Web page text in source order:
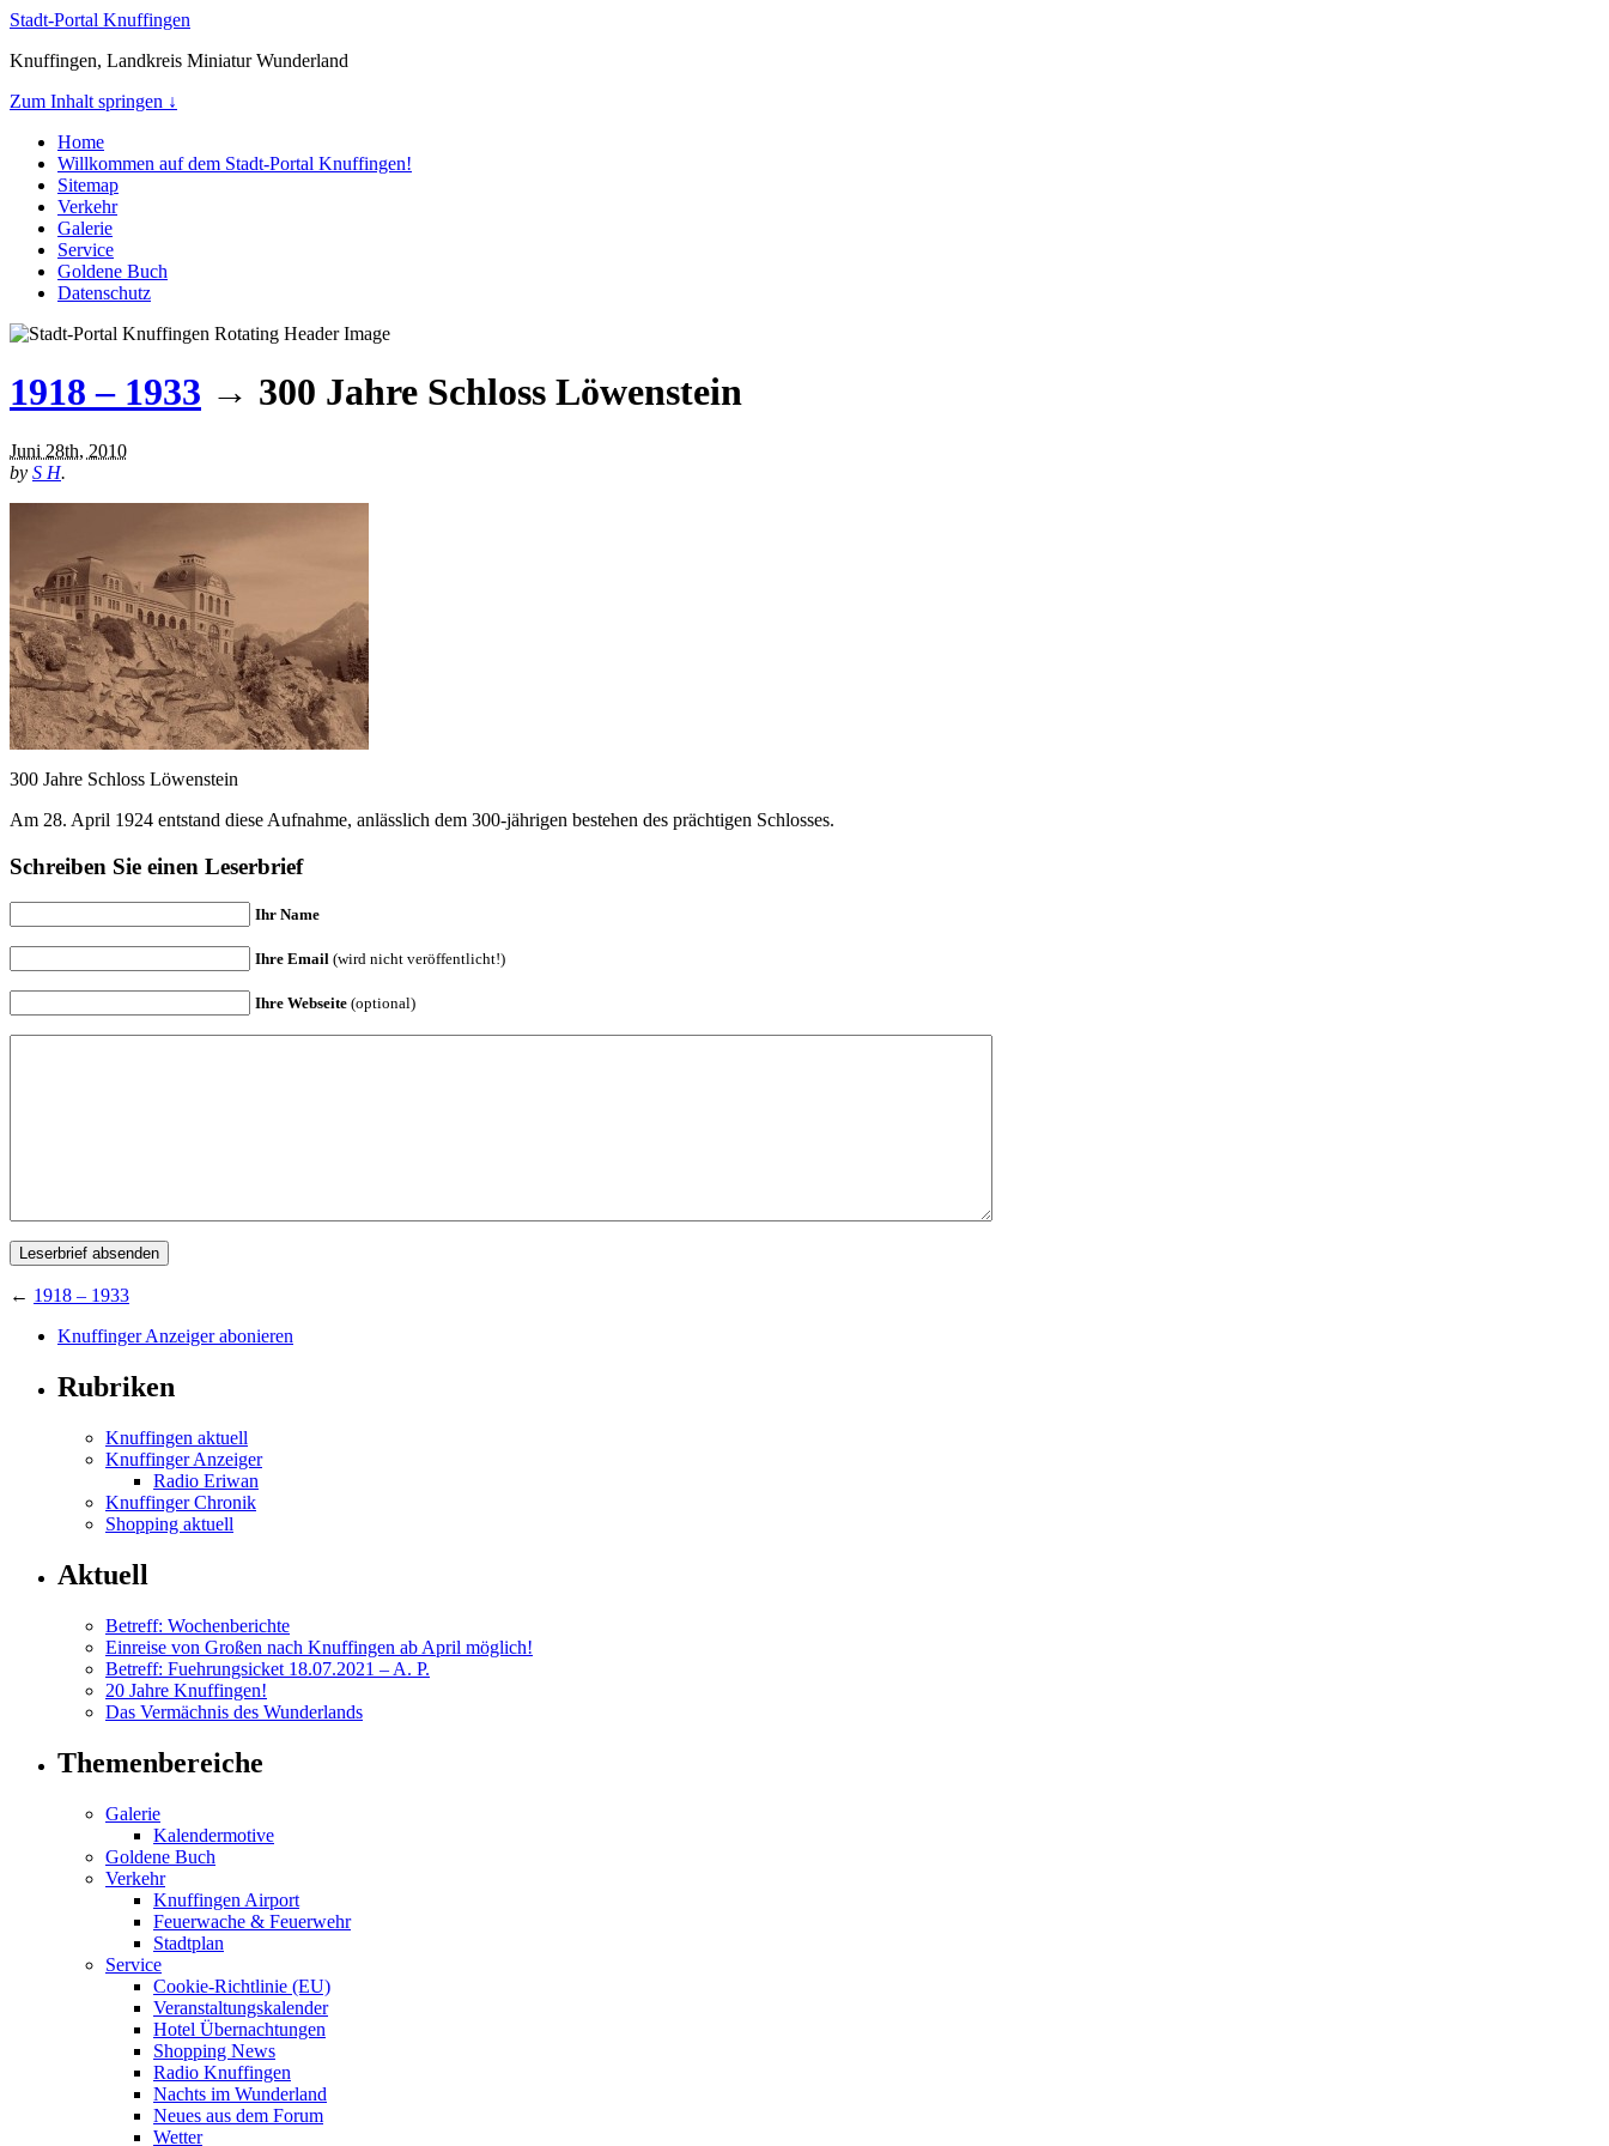
Stadt-Portal Knuffingen
Knuffingen, Landkreis Miniatur Wunderland
Zum Inhalt springen ↓
Home
Willkommen auf dem Stadt-Portal Knuffingen!
Sitemap
Verkehr
Galerie
Service
Goldene Buch
Datenschutz
1918 – 1933 → 300 Jahre Schloss Löwenstein
Juni 28th, 2010
by S H.
300 Jahre Schloss Löwenstein
Am 28. April 1924 entstand diese Aufnahme, anlässlich dem 300-jährigen bestehen des prächtigen Schlosses.
Schreiben Sie einen Leserbrief
Ihr Name
Ihre Email (wird nicht veröffentlicht!)
Ihre Webseite (optional)
← 1918 – 1933
Knuffinger Anzeiger abonieren
Rubriken
Knuffingen aktuell
Knuffinger Anzeiger
Radio Eriwan
Knuffinger Chronik
Shopping aktuell
Aktuell
Betreff: Wochenberichte
Einreise von Großen nach Knuffingen ab April möglich!
Betreff: Fuehrungsicket 18.07.2021 – A. P.
20 Jahre Knuffingen!
Das Vermächnis des Wunderlands
Themenbereiche
Galerie
Kalendermotive
Goldene Buch
Verkehr
Knuffingen Airport
Feuerwache & Feuerwehr
Stadtplan
Service
Cookie-Richtlinie (EU)
Veranstaltungskalender
Hotel Übernachtungen
Shopping News
Radio Knuffingen
Nachts im Wunderland
Neues aus dem Forum
Wetter